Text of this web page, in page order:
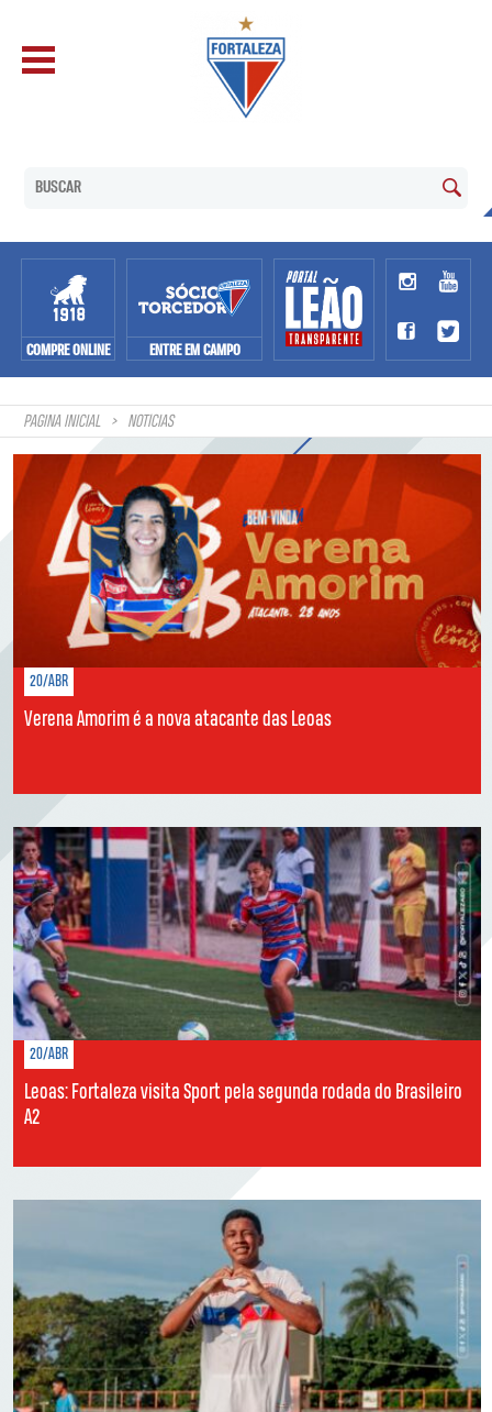
COMPRE ONLINE ENTRE EM CAMPO
PAGINA INICIAL NOTÍCIAS
20/ABR
Verena Amorim é a nova atacante das Leoas
20/ABR
Leoas: Fortaleza visita Sport pela segunda rodada do Brasileiro
A2